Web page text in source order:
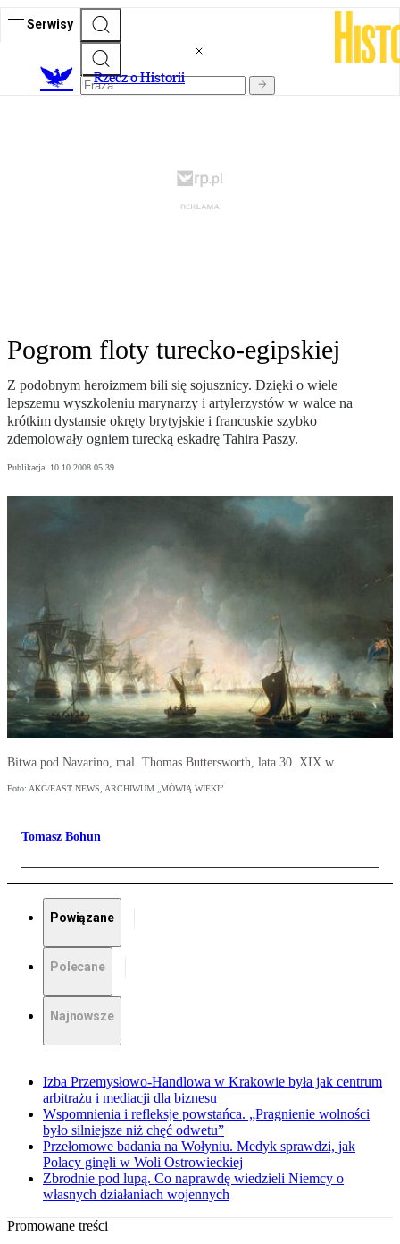
Serwisy
Rzecz o Historii
Pogrom floty turecko-egipskiej
Z podobnym heroizmem bili się sojusznicy. Dzięki o wiele
lepszemu wyszkoleniu marynarzy i artylerzystów w walce na
krótkim dystansie okręty brytyjskie i francuskie szybko
zdemolowały ogniem turecką eskadrę Tahira Paszy.
Publikacja: 10.10.2008 05:39
Bitwa pod Navarino, mal. Thomas Buttersworth, lata 30. XIX w.
Foto: AKG/EAST NEWS, ARCHIWUM „MÓWIĄ WIEKI”
Tomasz Bohun
Powiązane
Polecane
Najnowsze
Izba Przemysłowo-Handlowa w Krakowie była jak centrum
arbitrażu i mediacji dla biznesu
Wspomnienia i refleksje powstańca. „Pragnienie wolności
było silniejsze niż chęć odwetu”
Przełomowe badania na Wołyniu. Medyk sprawdzi, jak
Polacy ginęli w Woli Ostrowieckiej
Zbrodnie pod lupą. Co naprawdę wiedzieli Niemcy o
własnych działaniach wojennych
Promowane treści